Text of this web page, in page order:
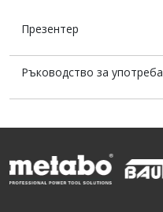
Презентер
Ръководство за употреба